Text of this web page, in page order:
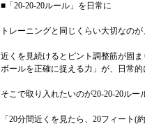
■「20-20-20ルール」を日常に
トレーニングと同じくらい大切なのが
近くを見続けるとピント調整筋が固
ボールを正確に捉える力」が、日常的
そこで取り入れたいのが20-20-20ルー
「20分間近くを見たら、20フィート(